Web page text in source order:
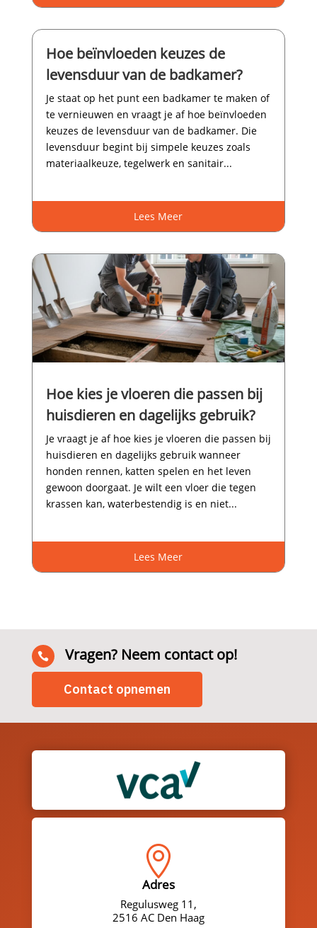
Hoe beïnvloeden keuzes de
levensduur van de badkamer?
Je staat op het punt een badkamer te maken of
te vernieuwen en vraagt je af hoe beïnvloeden
keuzes de levensduur van de badkamer.​ Die
levensduur begint bij simpele keuzes zoals
materiaalkeuze, tegelwerk en sanitair...
Lees Meer
Hoe kies je vloeren die passen bij
huisdieren en dagelijks gebruik?
Je vraagt je af hoe kies je vloeren die passen bij
huisdieren en dagelijks gebruik wanneer
honden rennen, katten spelen en het leven
gewoon doorgaat.​ Je wilt een vloer die tegen
krassen kan, waterbestendig is en niet...
Lees Meer
 Vragen? Neem contact op!
Contact opnemen

Adres
Regulusweg 11,
2516 AC Den Haag